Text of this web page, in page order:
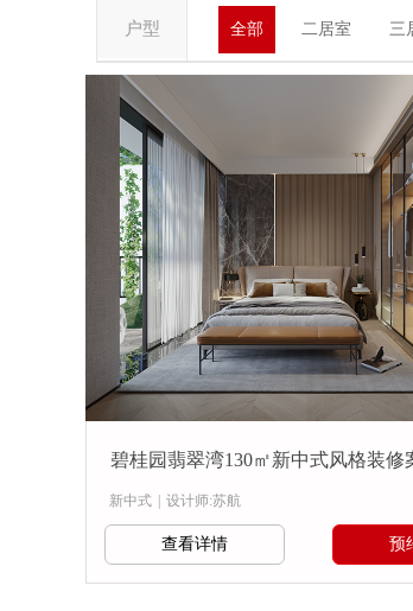
户型 全部 二居室 三
碧桂园翡翠湾130㎡新中式风格装修
新中式 设计师:苏航
查看详情 预